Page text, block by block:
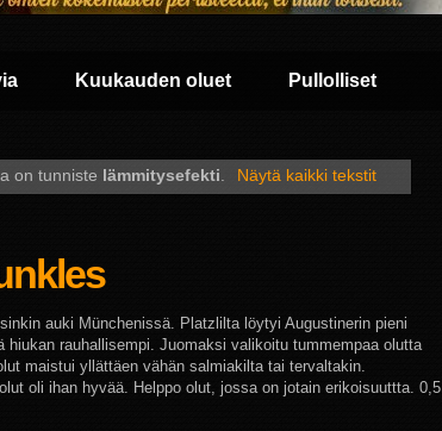
Kuukauden oluet Pullolliset
on tunniste lämmitysefekti. Näytä kaikki tekstit
auki Münchenissä. Platzlilta löytyi Augustinerin pieni
hiukan rauhallisempi. Juomaksi valikoitu tummempaa olutta
maistui yllättäen vähän salmiakilta tai tervaltakin.
oli ihan hyvää. Helppo olut, jossa on jotain erikoisuuttta. 0,5